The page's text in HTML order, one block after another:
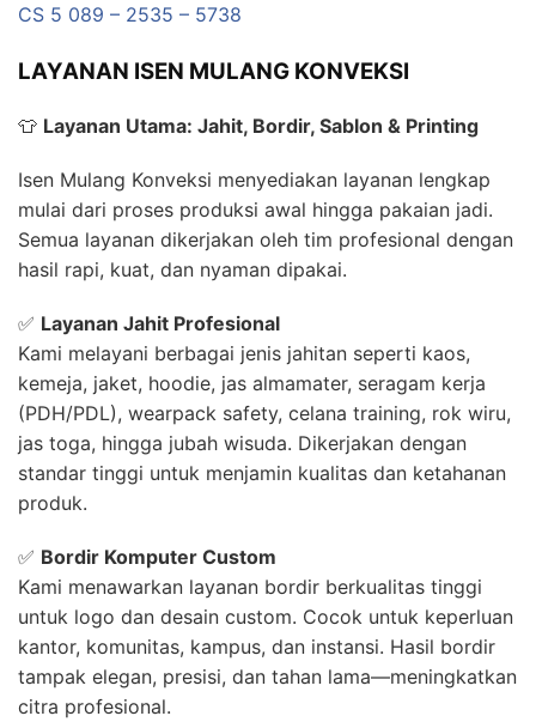
CS 5 089 – 2535 – 5738
LAYANAN ISEN MULANG KONVEKSI
👕 Layanan Utama: Jahit, Bordir, Sablon & Printing
Isen Mulang Konveksi menyediakan layanan lengkap
mulai dari proses produksi awal hingga pakaian jadi.
Semua layanan dikerjakan oleh tim profesional dengan
hasil rapi, kuat, dan nyaman dipakai.
✅ Layanan Jahit Profesional
Kami melayani berbagai jenis jahitan seperti kaos,
kemeja, jaket, hoodie, jas almamater, seragam kerja
(PDH/PDL), wearpack safety, celana training, rok wiru,
jas toga, hingga jubah wisuda. Dikerjakan dengan
standar tinggi untuk menjamin kualitas dan ketahanan
produk.
✅ Bordir Komputer Custom
Kami menawarkan layanan bordir berkualitas tinggi
untuk logo dan desain custom. Cocok untuk keperluan
kantor, komunitas, kampus, dan instansi. Hasil bordir
tampak elegan, presisi, dan tahan lama—meningkatkan
citra profesional.